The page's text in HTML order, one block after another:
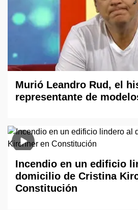
Murió Leandro Rud, el
representante de
Incendio en un edificio
domicilio de Cristina
Constitución